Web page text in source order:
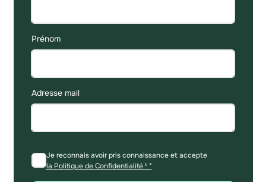
Prénom
Adresse mail
Je reconnais avoir pris connaissance et accepte
la Politique de Confidentialité ¹ *